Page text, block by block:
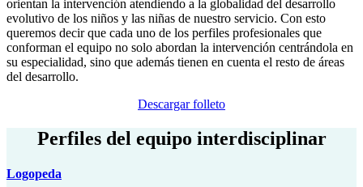
orientan la intervención atendiendo a la globalidad del desarrollo
evolutivo de los niños y las niñas de nuestro servicio. Con esto
queremos decir que cada uno de los perfiles profesionales que
conforman el equipo no solo abordan la intervención centrándola en
su especialidad, sino que además tienen en cuenta el resto de áreas
del desarrollo.
Descargar folleto
Perfiles del equipo interdisciplinar
Logopeda